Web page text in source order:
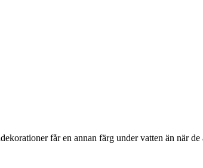
får en annan färg under vatten än när